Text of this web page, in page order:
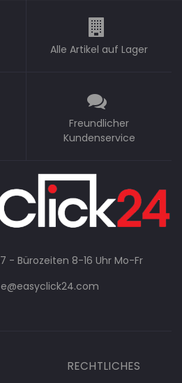
Alle Artikel auf Lager
Freundlicher
Kundenservice
- Bürozeiten 8-16 Uhr Mo-Fr
RECHTLICHES